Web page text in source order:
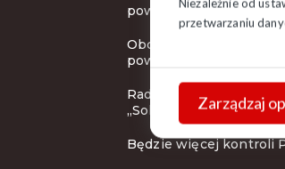
Niezależnie od
przetwarzaniu
Zarządzaj
powstania NSZZ "S" c.d.
Obchody 42. rocznicy
powstania NSZZ "S"
Rada KSOiW NSZZ
„Solidarność"
Będzie więcej kontroli